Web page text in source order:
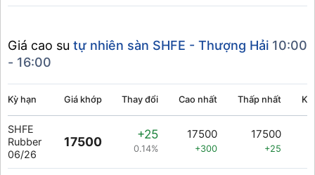
Giá cao su tự nhiên sàn SHFE - Thượng Hải 10:00
- 16:00
Kỳ hạn Giá khớp Thay đổi Cao nhất Thấp nhất
SHFE
Rubber
06/26
17500
+25
0.14%
17500
+300
17500
+25